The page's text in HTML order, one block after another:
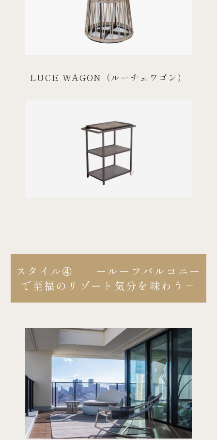
LUCE WAGON（ルーチェワゴン）
スタイル➃ ールーフバルコニー
で至福のリゾート気分を味わう－